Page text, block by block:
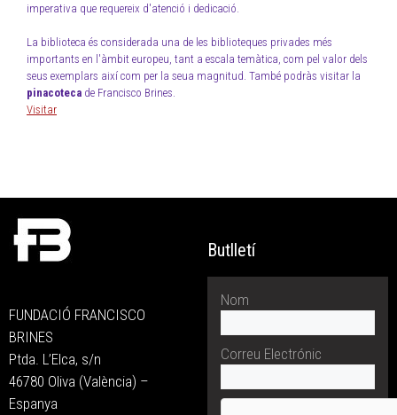
imperativa que requereix d'atenció i dedicació.
La biblioteca és considerada una de les biblioteques privades més
importants en l'àmbit europeu, tant a escala temàtica, com pel valor dels
seus exemplars així com per la seua magnitud. També podràs visitar la
pinacoteca de Francisco Brines.
Visitar
FUNDACIÓ FRANCISCO
BRINES
Ptda. L’Elca, s/n
46780 Oliva (València) –
Espanya
Butlletí
Nom
Correu Electrónic